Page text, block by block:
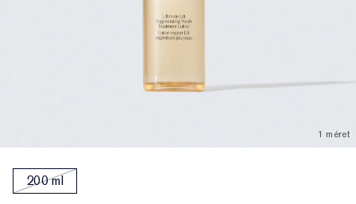
1 méret
200 ml